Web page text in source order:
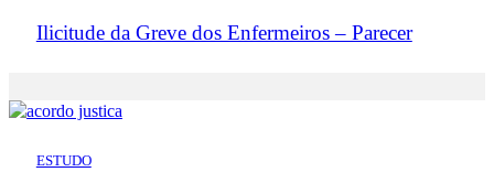
Ilicitude da Greve dos Enfermeiros – Parecer
ESTUDO